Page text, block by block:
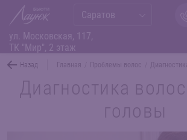
ул. Московская, 117,
ТК "Мир", 2 этаж
Саратов
Назад Главная Проблемы волос
Диагностика
головы